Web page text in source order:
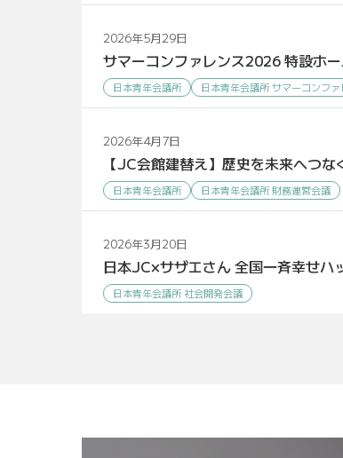
2026年5月29日
サマーコンファレンス2026 特設ホ
日本青年会議所 日本青年会議所 サマーコンフ
2026年4月7日
【JC会館建替え】歴史を未来へつ
日本青年会議所 日本青年会議所 財務運営会議
2026年3月20日
日本JC×サザエさん 全国一斉幸せハ
日本青年会議所 社会開発会議